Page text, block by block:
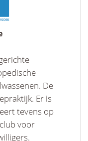
De
Er is
tevens op
voor